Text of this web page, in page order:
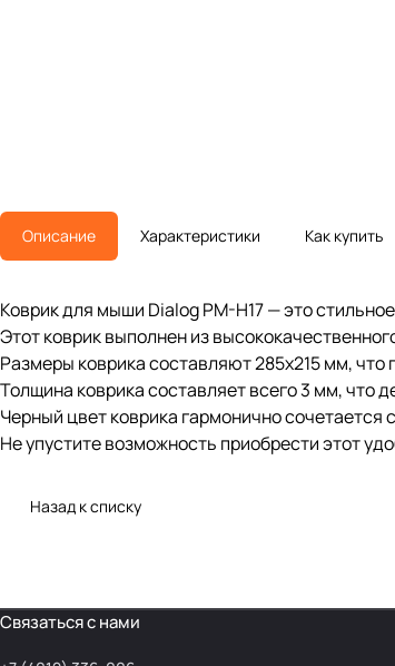
Описание Характеристики Как купить
Коврик для мыши Dialog PM-H17 — это
Этот коврик выполнен из
Размеры коврика составляют 285x215 мм,
Толщина коврика составляет всего 3 мм, что
Черный цвет коврика гармонично
Не упустите возможность приобрести этот
Назад к списку
Связаться с нами